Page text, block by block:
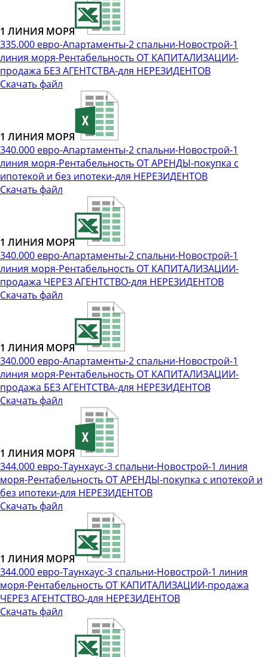
1 ЛИНИЯ МОРЯ
335.000 евро-Апартаменты-2 спальни-Новострой-1
линия моря-Рентабельность ОТ КАПИТАЛИЗАЦИИ-
продажа БЕЗ АГЕНТСТВА-для НЕРЕЗИДЕНТОВ
Скачать файл
1 ЛИНИЯ МОРЯ
340.000 евро-Апартаменты-2 спальни-Новострой-1
линия моря-Рентабельность ОТ АРЕНДЫ-покупка с
ипотекой и без ипотеки-для НЕРЕЗИДЕНТОВ
Скачать файл
1 ЛИНИЯ МОРЯ
340.000 евро-Апартаменты-2 спальни-Новострой-1
линия моря-Рентабельность ОТ КАПИТАЛИЗАЦИИ-
продажа ЧЕРЕЗ АГЕНТСТВО-для НЕРЕЗИДЕНТОВ
Скачать файл
1 ЛИНИЯ МОРЯ
340.000 евро-Апартаменты-2 спальни-Новострой-1
линия моря-Рентабельность ОТ КАПИТАЛИЗАЦИИ-
продажа БЕЗ АГЕНТСТВА-для НЕРЕЗИДЕНТОВ
Скачать файл
1 ЛИНИЯ МОРЯ
344.000 евро-Таунхаус-3 спальни-Новострой-1 линия
моря-Рентабельность ОТ АРЕНДЫ-покупка с ипотекой и
без ипотеки-для НЕРЕЗИДЕНТОВ
Скачать файл
1 ЛИНИЯ МОРЯ
344.000 евро-Таунхаус-3 спальни-Новострой-1 линия
моря-Рентабельность ОТ КАПИТАЛИЗАЦИИ-продажа
ЧЕРЕЗ АГЕНТСТВО-для НЕРЕЗИДЕНТОВ
Скачать файл